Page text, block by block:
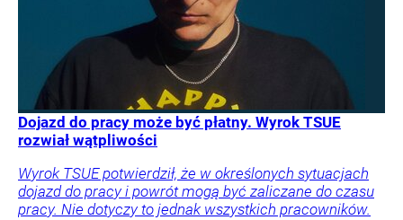
Dojazd do pracy może być płatny. Wyrok TSUE
rozwiał wątpliwości
Wyrok TSUE potwierdził, że w określonych sytuacjach
dojazd do pracy i powrót mogą być zaliczane do czasu
pracy. Nie dotyczy to jednak wszystkich pracowników.